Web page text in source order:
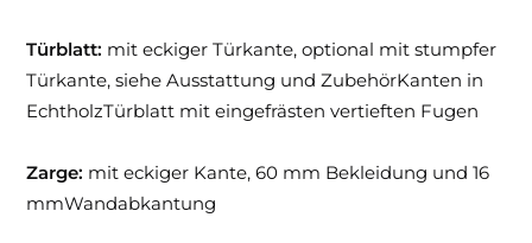
Türblatt: mit eckiger Türkante, optional mit stumpfer
Türkante, siehe Ausstattung und ZubehörKanten in
EchtholzTürblatt mit eingefrästen vertieften Fugen
Zarge: mit eckiger Kante, 60 mm Bekleidung und 16
mmWandabkantung